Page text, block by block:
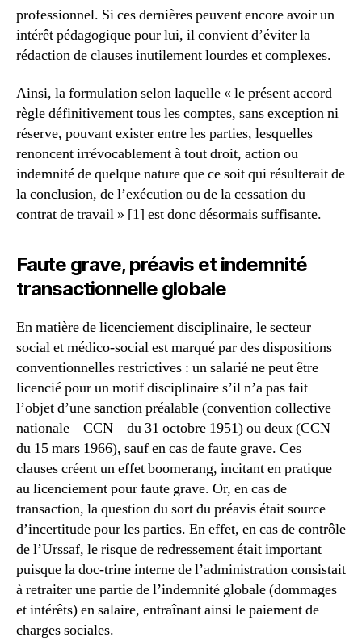
professionnel. Si ces dernières peuvent encore avoir un
intérêt pédagogique pour lui, il convient d’éviter la
rédaction de clauses inutilement lourdes et complexes.
Ainsi, la formulation selon laquelle « le présent accord
règle définitivement tous les comptes, sans exception ni
réserve, pouvant exister entre les parties, lesquelles
renoncent irrévocablement à tout droit, action ou
indemnité de quelque nature que ce soit qui résulterait de
la conclusion, de l’exécution ou de la cessation du
contrat de travail » [1] est donc désormais suffisante.
Faute grave, préavis et indemnité
transactionnelle globale
En matière de licenciement disciplinaire, le secteur
social et médico-social est marqué par des dispositions
conventionnelles restrictives : un salarié ne peut être
licencié pour un motif disciplinaire s’il n’a pas fait
l’objet d’une sanction préalable (convention collective
nationale – CCN – du 31 octobre 1951) ou deux (CCN
du 15 mars 1966), sauf en cas de faute grave. Ces
clauses créent un effet boomerang, incitant en pratique
au licenciement pour faute grave. Or, en cas de
transaction, la question du sort du préavis était source
d’incertitude pour les parties. En effet, en cas de contrôle
de l’Urssaf, le risque de redressement était important
puisque la doc-trine interne de l’administration consistait
à retraiter une partie de l’indemnité globale (dommages
et intérêts) en salaire, entraînant ainsi le paiement de
charges sociales.